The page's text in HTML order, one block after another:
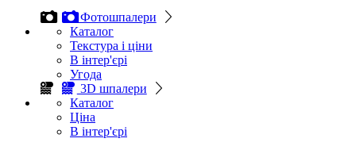
Фотошпалери
Каталог
Текстура і ціни
В інтер'єрі
Угода
3D шпалери
Каталог
Ціна
В інтер'єрі